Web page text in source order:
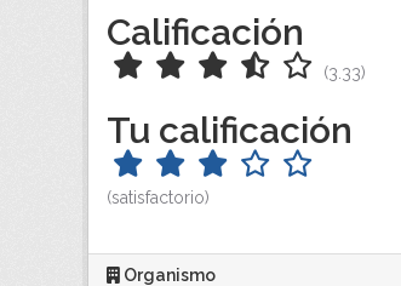
Calificación
(3.33)
Tu calificación
(satisfactorio)
Organismo